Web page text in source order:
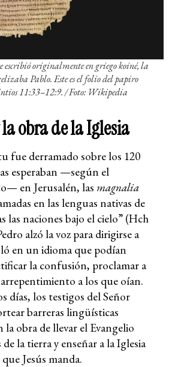
escribió originalmente en griego koiné, la
Pablo. Este es el folio del papiro
11:33–12:9. / Foto: Wikipedia
obra de la Iglesia
fue derramado sobre los 120
esperaban —según el
en Jerusalén, las magnalia
en las lenguas nativas de
las naciones bajo el cielo” (Hch
alzó la voz para dirigirse a
en un idioma que podían
la confusión, proclamar a
a los que oían.
días, los testigos del Señor
barreras lingüísticas
obra de llevar el Evangelio
la tierra y enseñar a la Iglesia
Jesús manda.